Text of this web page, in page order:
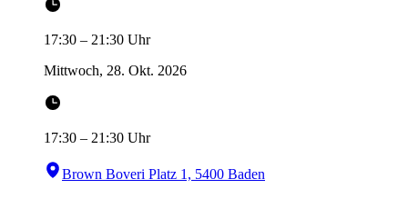
17:30 – 21:30 Uhr
Mittwoch, 28. Okt. 2026
17:30 – 21:30 Uhr
Brown Boveri Platz 1, 5400 Baden